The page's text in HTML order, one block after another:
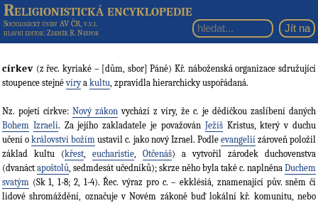
Religionistická encyklopedie
Sociologický ústav AV ČR, v.v.i.
hlavní editor: Zdeněk R. Nešpor
církev (z řec. kyriaké – [dům, sbor] Páně) Kř. náboženská organizace sdružující
stoupence stejnévírya kultu, zpravidla hierarchicky uspořádaná.
Nz. pojetí církve: Nový zákon vychází z víry, že c. je dědičkou zaslíbení daných
Bohem Izraeli. Za jejího zakladatele je považován JežíšKristus, který v duchu
učení okrálovství božím ustavil c. jako nový Izrael. Podle evangeliízároveň položil
základ kultu (křest, eucharistie, Otčenáš) a vytvořil zárodek duchovenstva
(dvanáct apoštolů, sedmdesát učedníků); skrze něho byla také c. naplněna Duchem
svatým (Sk 1, 1-8; 2, 1-4). Řec. výraz pro c. – ekklésiá, znamenající pův. sněm či
lidové shromáždění, označuje v Novém zákoně buď lokální kř. komunitu, nebo